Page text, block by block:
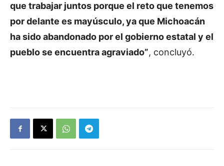
que trabajar juntos porque el reto que tenemos
por delante es mayúsculo, ya que Michoacán
ha sido abandonado por el gobierno estatal y el
pueblo se encuentra agraviado”, concluyó.